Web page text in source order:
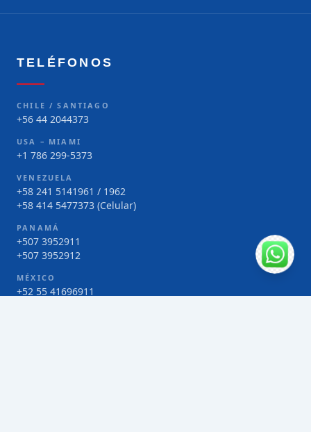
TELÉFONOS
CHILE / SANTIAGO
+56 44 2044373
USA – MIAMI
+1 786 299-5373
VENEZUELA
+58 241 5141961 / 1962
+58 414 5477373 (Celular)
PANAMÁ
+507 3952911
+507 3952912
MÉXICO
+52 55 41696911